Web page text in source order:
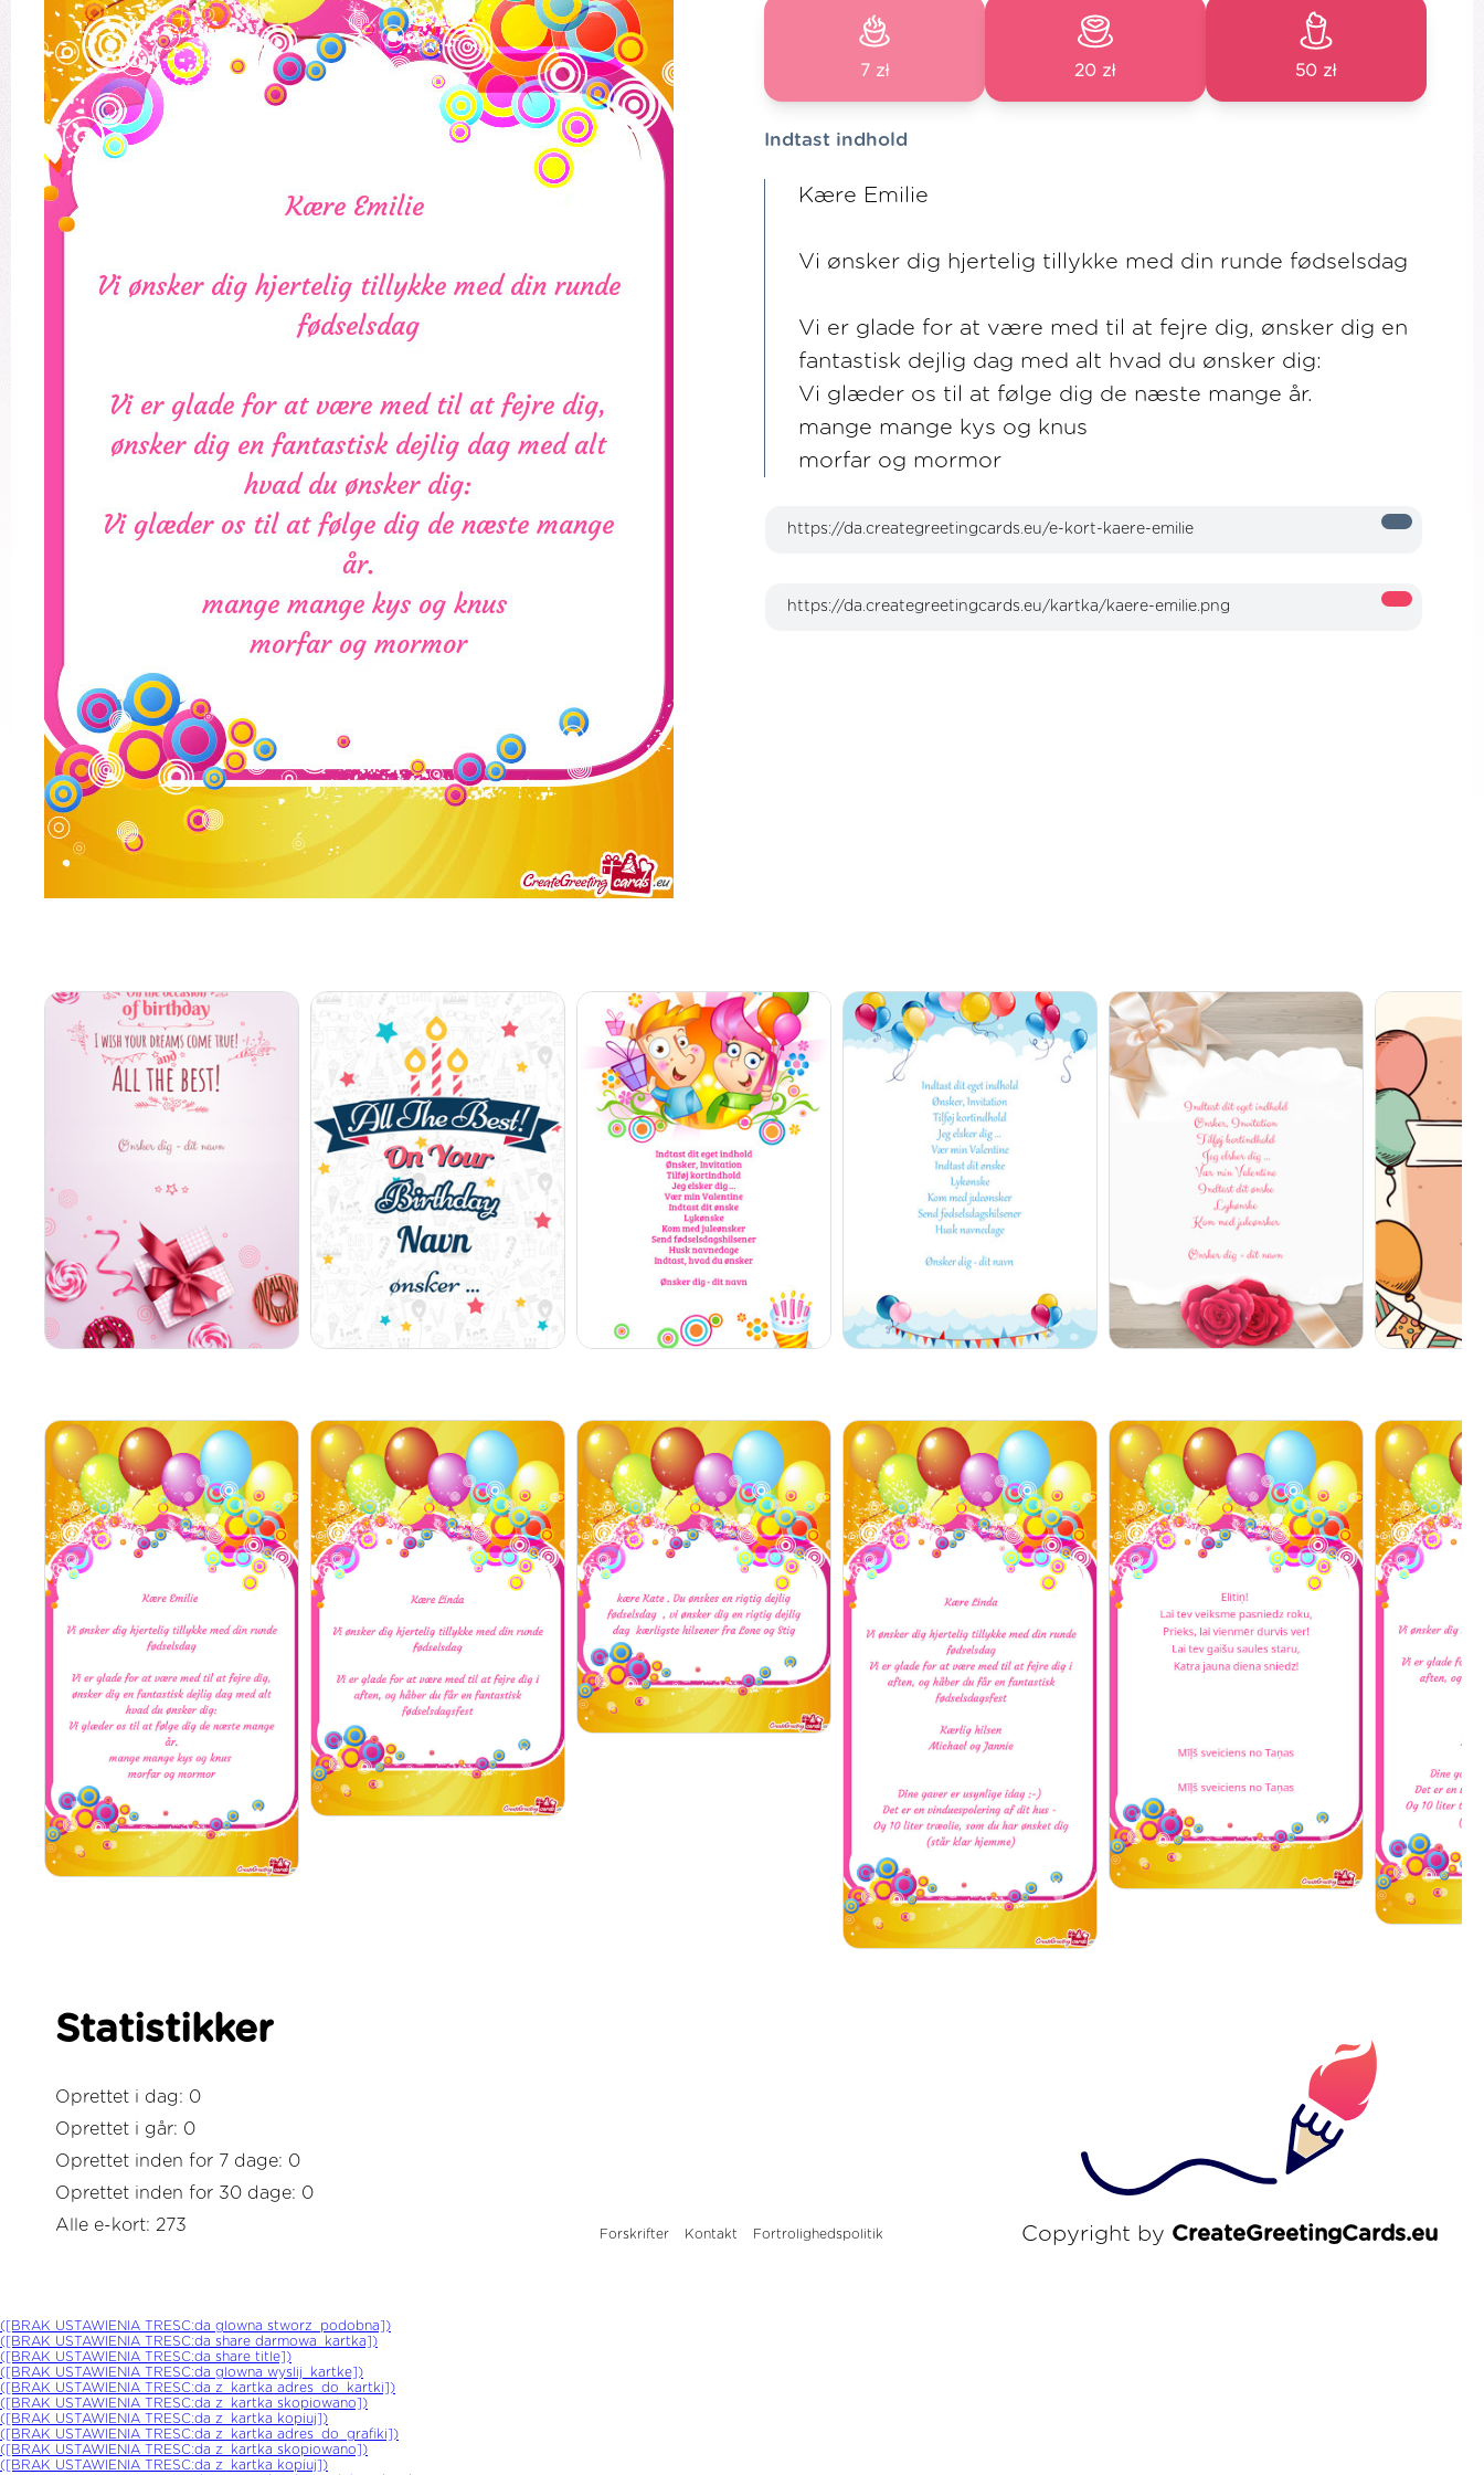
7 zł 20 zł 50 zł
Indtast indhold
Kære Emilie
Vi ønsker dig hjertelig tillykke med din runde fødselsdag
Vi er glade for at være med til at fejre dig, ønsker dig en
fantastisk dejlig dag med alt hvad du ønsker dig:
Vi glæder os til at følge dig de næste mange år.
mange mange kys og knus
morfar og mormor
Statistikker
Oprettet i dag: 0
Oprettet i går: 0
Oprettet inden for 7 dage: 0
Oprettet inden for 30 dage: 0
Alle e-kort: 273
Forskrifter Kontakt Fortrolighedspolitik Copyright by CreateGreetingCards.eu
([BRAK USTAWIENIA TRESC:da glowna stworz_podobna])
([BRAK USTAWIENIA TRESC:da share darmowa_kartka])
([BRAK USTAWIENIA TRESC:da share title])
([BRAK USTAWIENIA TRESC:da glowna wyslij_kartke])
([BRAK USTAWIENIA TRESC:da z_kartka adres_do_kartki])
([BRAK USTAWIENIA TRESC:da z_kartka skopiowano])
([BRAK USTAWIENIA TRESC:da z_kartka kopiuj])
([BRAK USTAWIENIA TRESC:da z_kartka adres_do_grafiki])
([BRAK USTAWIENIA TRESC:da z_kartka skopiowano])
([BRAK USTAWIENIA TRESC:da z_kartka kopiuj])